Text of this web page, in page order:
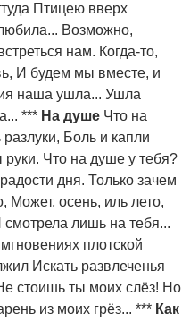
Птицею вверх
Возможно,
нам. Когда-то,
И будем мы вместе, и
наша ушла... Ушла
*** На душе Что на
Боль и капли
Что на душе у тебя?
дня. Только зачем
Может, осень, иль лето,
лишь на тебя...
плотской
Искать развлеченья
стоишь ты моих слёз! Но
из моих грёз... *** Как